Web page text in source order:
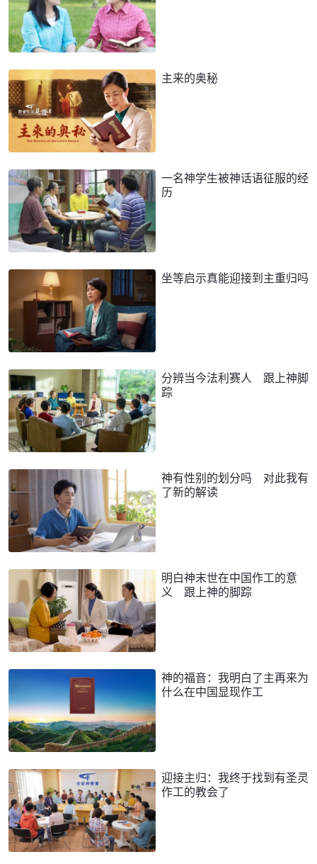
主来的奥秘
一名神学生被神话语征服的经
历
坐等启示真能迎接到主重归吗
分辨当今法利赛人 跟上神脚
踪
神有性别的划分吗 对此我有
了新的解读
明白神末世在中国作工的意
义 跟上神的脚踪
神的福音：我明白了主再来为
什么在中国显现作工
迎接主归：我终于找到有圣灵
作工的教会了